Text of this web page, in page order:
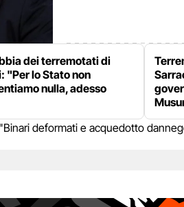
dei terremotati di
"Per lo Stato non
nulla, adesso
"Binari deformati e acquedotto